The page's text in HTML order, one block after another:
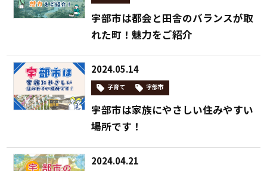
宇部市は都会と田舎のバランスが取
れた町！魅力をご紹介
2024.05.14
子育て 宇部市
宇部市は家族にやさしい住みやすい
場所です！
2024.04.21